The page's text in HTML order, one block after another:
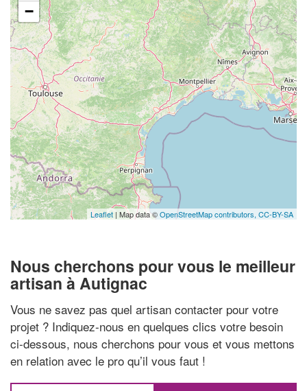
−
Leaflet | Map data ©OpenStreetMap contributors, CC-BY-SA
Nous cherchons pour vous le meilleur
artisan à Autignac
Vous ne savez pas quel artisan contacter pour votre
projet ? Indiquez-nous en quelques clics votre besoin
ci-dessous, nous cherchons pour vous et vous mettons
en relation avec le pro qu’il vous faut !